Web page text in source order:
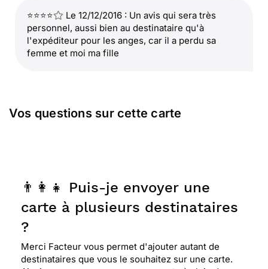
⭐⭐⭐⭐
Le 12/12/2016 : Un avis qui sera très
personnel, aussi bien au destinataire qu'à
l'expéditeur pour les anges, car il a perdu sa
femme et moi ma fille
Vos questions sur cette carte
👨‍👩‍👧 Puis-je envoyer une
carte à plusieurs destinataires
?
Merci Facteur vous permet d'ajouter autant de
destinataires que vous le souhaitez sur une carte.